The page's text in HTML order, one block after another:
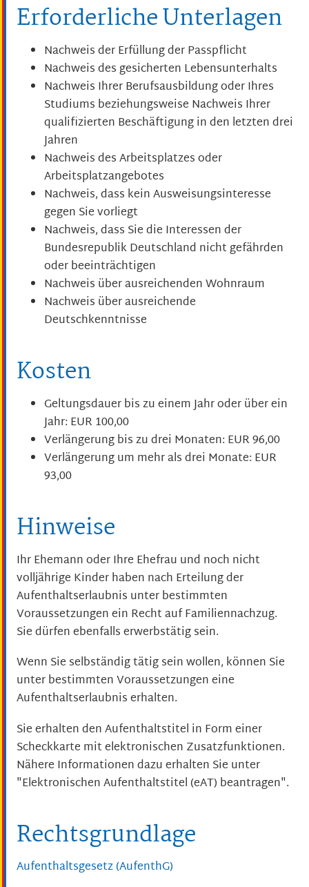
Erforderliche Unterlagen
Nachweis der Erfüllung der Passpflicht
Nachweis des gesicherten Lebensunterhalts
Nachweis Ihrer Berufsausbildung oder Ihres
Studiums beziehungsweise Nachweis Ihrer
qualifizierten Beschäftigung in den letzten drei
Jahren
Nachweis des Arbeitsplatzes oder
Arbeitsplatzangebotes
Nachweis, dass kein Ausweisungsinteresse
gegen Sie vorliegt
Nachweis, dass Sie die Interessen der
Bundesrepublik Deutschland nicht gefährden
oder beeinträchtigen
Nachweis über ausreichenden Wohnraum
Nachweis über ausreichende
Deutschkenntnisse
Kosten
Geltungsdauer bis zu einem Jahr oder über ein
Jahr: EUR 100,00
Verlängerung bis zu drei Monaten: EUR 96,00
Verlängerung um mehr als drei Monate: EUR
93,00
Hinweise
Ihr Ehemann oder Ihre Ehefrau und noch nicht
volljährige Kinder haben nach Erteilung der
Aufenthaltserlaubnis unter bestimmten
Voraussetzungen ein Recht auf Familiennachzug.
Sie dürfen ebenfalls erwerbstätig sein.
Wenn Sie selbständig tätig sein wollen, können Sie
unter bestimmten Voraussetzungen eine
Aufenthaltserlaubnis erhalten.
Sie erhalten den Aufenthaltstitel in Form einer
Scheckkarte mit elektronischen Zusatzfunktionen.
Nähere Informationen dazu erhalten Sie unter
"Elektronischen Aufenthaltstitel (eAT) beantragen".
Rechtsgrundlage
Aufenthaltsgesetz (AufenthG)